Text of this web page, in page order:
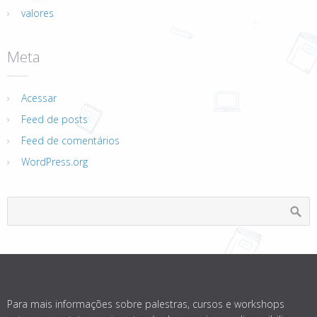
valores
Meta
Acessar
Feed de posts
Feed de comentários
WordPress.org
Para mais informações sobre palestras, cursos e workshops